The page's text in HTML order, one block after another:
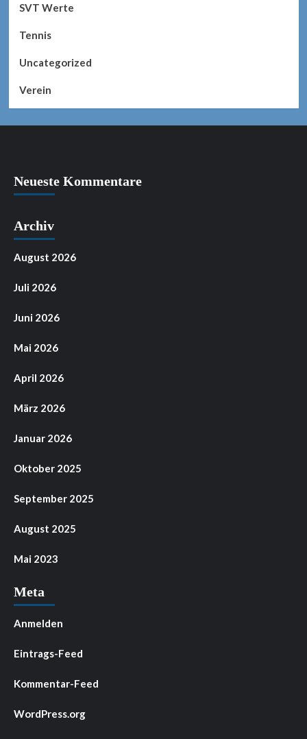
SVT Werte
Tennis
Uncategorized
Verein
Neueste Kommentare
Archiv
August 2026
Juli 2026
Juni 2026
Mai 2026
April 2026
März 2026
Januar 2026
Oktober 2025
September 2025
August 2025
Mai 2023
Meta
Anmelden
Eintrags-Feed
Kommentar-Feed
WordPress.org